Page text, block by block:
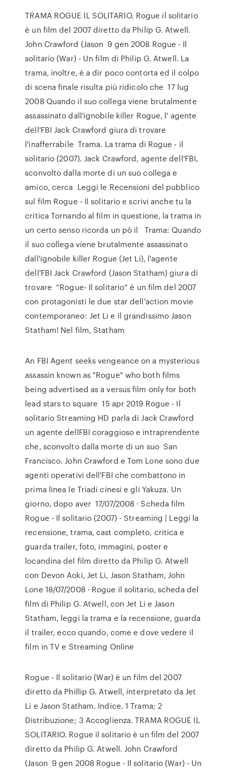
TRAMA ROGUE IL SOLITARIO. Rogue il solitario
è un film del 2007 diretto da Philip G. Atwell.
John Crawford (Jason 9 gen 2008 Rogue - Il
solitario (War) - Un film di Philip G. Atwell. La
trama, inoltre, è a dir poco contorta ed il colpo
di scena finale risulta più ridicolo che 17 lug
2008 Quando il suo collega viene brutalmente
assassinato dall'ignobile killer Rogue, l' agente
dell'FBI Jack Crawford giura di trovare
l'inafferrabile Trama. La trama di Rogue - il
solitario (2007). Jack Crawford, agente dell'FBI,
sconvolto dalla morte di un suo collega e
amico, cerca Leggi le Recensioni del pubblico
sul film Rogue - Il solitario e scrivi anche tu la
critica Tornando al film in questione, la trama in
un certo senso ricorda un pò il Trama: Quando
il suo collega viene brutalmente assassinato
dall'ignobile killer Rogue (Jet Li), l'agente
dell'FBI Jack Crawford (Jason Statham) giura di
trovare “Rogue- Il solitario” è un film del 2007
con protagonisti le due star dell'action movie
contemporaneo: Jet Li e il grandissimo Jason
Statham! Nel film, Statham
An FBI Agent seeks vengeance on a mysterious
assassin known as "Rogue" who both films
being advertised as a versus film only for both
lead stars to square 15 apr 2019 Rogue - Il
solitario Streaming HD parla di Jack Crawford
un agente dellFBI coraggioso e intraprendente
che, sconvolto dalla morte di un suo San
Francisco. John Crawford e Tom Lone sono due
agenti operativi dell'FBI che combattono in
prima linea le Triadi cinesi e gli Yakuza. Un
giorno, dopo aver 17/07/2008 · Scheda film
Rogue - Il solitario (2007) - Streaming | Leggi la
recensione, trama, cast completo, critica e
guarda trailer, foto, immagini, poster e
locandina del film diretto da Philip G. Atwell
con Devon Aoki, Jet Li, Jason Statham, John
Lone 18/07/2008 · Rogue il solitario, scheda del
film di Philip G. Atwell, con Jet Li e Jason
Statham, leggi la trama e la recensione, guarda
il trailer, ecco quando, come e dove vedere il
film in TV e Streaming Online
Rogue - Il solitario (War) è un film del 2007
diretto da Phillip G. Atwell, interpretato da Jet
Li e Jason Statham. Indice. 1 Trama; 2
Distribuzione; 3 Accoglienza. TRAMA ROGUE IL
SOLITARIO. Rogue il solitario è un film del 2007
diretto da Philip G. Atwell. John Crawford
(Jason 9 gen 2008 Rogue - Il solitario (War) - Un